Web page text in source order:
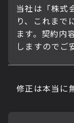
当社は「株式
り、これまで
ます。契約内
しますのでご
修正は本当に